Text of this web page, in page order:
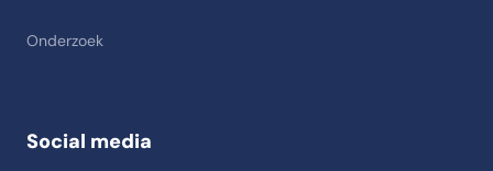
Onderzoek
Social media